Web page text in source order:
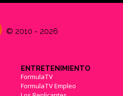
© 2010 - 2026
ENTRETENIMIENTO
FormulaTV
FormulaTV Empleo